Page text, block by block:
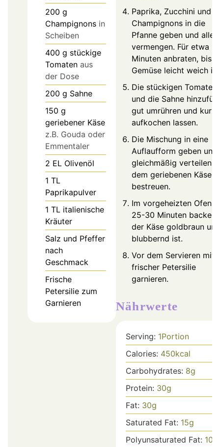
200 g
Champignons in
Scheiben
400 g stückige
Tomaten aus
der Dose
200 g Sahne
150 g
geriebener Käse
z.B. Gouda oder
Emmentaler
2 EL Olivenöl
1 TL
Paprikapulver
1 TL italienische
Kräuter
Salz und Pfeffer
nach
Geschmack
Frische
Petersilie zum
Garnieren
Paprika, Zucchini und
Champignons in die
Pfanne geben und
vermengen. Für etwa 5
Minuten anbraten, bis
Gemüse leicht weich
Die stückigen Tomaten
und die Sahne
gut umrühren und kurz
aufkochen lassen.
Die Mischung in eine
Auflaufform geben und
gleichmäßig verteilen.
dem geriebenen Käse
bestreuen.
Im vorgeheizten Ofen
25-30 Minuten backen,
der Käse goldbraun und
blubbernd ist.
Vor dem Servieren mit
frischer Petersilie
garnieren.
Nährwerte
Serving: 1Portion
Calories: 450kcal
Carbohydrates: 8g
Protein: 30g
Fat: 30g
Saturated Fat: 15g
Polyunsaturated Fat: 10